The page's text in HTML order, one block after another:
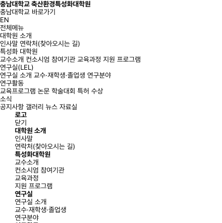
충남대학교 축산환경특성화대학원
충남대학교 바로가기
EN
전체메뉴
대학원 소개
인사말 연락처(찾아오시는 길)
특성화 대학원
교수소개 컨소시엄 참여기관 교육과정 지원 프로그램
연구실(LEL)
연구실 소개 교수·재학생·졸업생 연구분야
연구활동
교육프로그램 논문 학술대회 특허 수상
소식
공지사항 갤러리 뉴스 자료실
로고
닫기
대학원 소개
인사말
연락처(찾아오시는 길)
특성화대학원
교수소개
컨소시엄 참여기관
교육과정
지원 프로그램
연구실
연구실 소개
교수·재학생·졸업생
연구분야